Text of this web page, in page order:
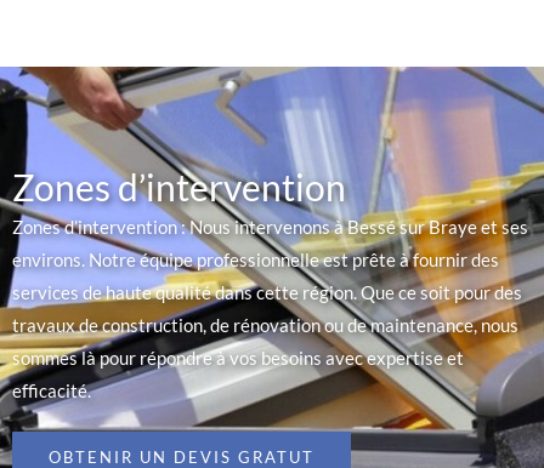
Zones d’intervention
Zones d’intervention : Nous intervenons à Bessé sur Braye et ses
environs. Notre équipe professionnelle est prête à fournir des
services de haute qualité dans cette région. Que ce soit pour des
travaux de construction, de rénovation ou de maintenance, nous
sommes là pour répondre à vos besoins avec expertise et
efficacité.
OBTENIR UN DEVIS GRATUT